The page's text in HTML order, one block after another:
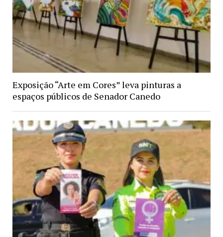
Exposição “Arte em Cores” leva pinturas a
espaços públicos de Senador Canedo